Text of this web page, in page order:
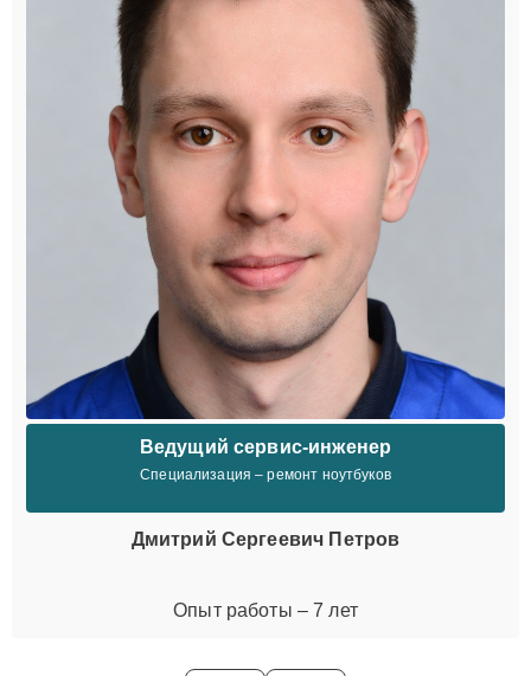
Ведущий сервис-инженер
Специализация – ремонт ноутбуков
Дмитрий Сергеевич Петров
Опыт работы – 7 лет